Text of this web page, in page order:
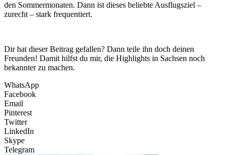
den Sommermonaten. Dann ist dieses beliebte Ausflugsziel –
zurecht – stark frequentiert.
Dir hat dieser Beitrag gefallen? Dann teile ihn doch deinen
Freunden! Damit hilfst du mir, die Highlights in Sachsen noch
bekannter zu machen.
WhatsApp
Facebook
Email
Pinterest
Twitter
LinkedIn
Skype
Telegram